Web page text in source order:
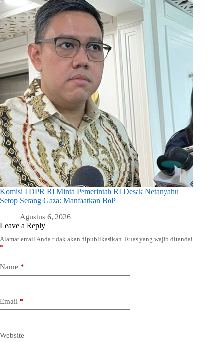
Komisi I DPR RI Minta Pemerintah RI Desak Netanyahu
Setop Serang Gaza: Manfaatkan BoP
Agustus 6, 2026
Leave a Reply
Alamat email Anda tidak akan dipublikasikan. Ruas yang wajib ditandai
*
Name *
Email *
Website